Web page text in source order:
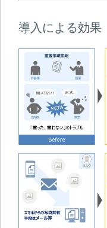
導入による効果